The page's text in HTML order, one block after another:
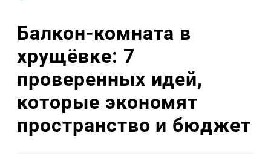
Балкон-комната в
хрущёвке: 7
проверенных идей,
которые экономят
пространство и бюджет